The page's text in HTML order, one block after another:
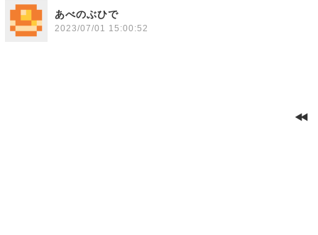
あべのぶひで
2023/07/01 15:00:52